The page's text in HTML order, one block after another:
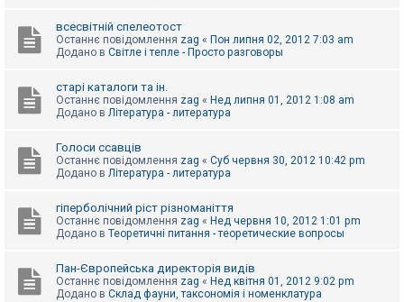
всесвітній спелеотост
Останнє повідомлення zag « Пон липня 02, 2012 7:03 am
Додано в Світле і тепле - Просто разговоры
старі каталоги та ін.
Останнє повідомлення zag « Нед липня 01, 2012 1:08 am
Додано в Література - литература
Голоси ссавців
Останнє повідомлення zag « Суб червня 30, 2012 10:42 pm
Додано в Література - литература
гіперболічний ріст різноманіття
Останнє повідомлення zag « Нед червня 10, 2012 1:01 pm
Додано в Теоретичні питання - теоретические вопросы
Пан-Європейська директорія видів
Останнє повідомлення zag « Нед квітня 01, 2012 9:02 pm
Додано в Склад фауни, таксономія і номенклатура